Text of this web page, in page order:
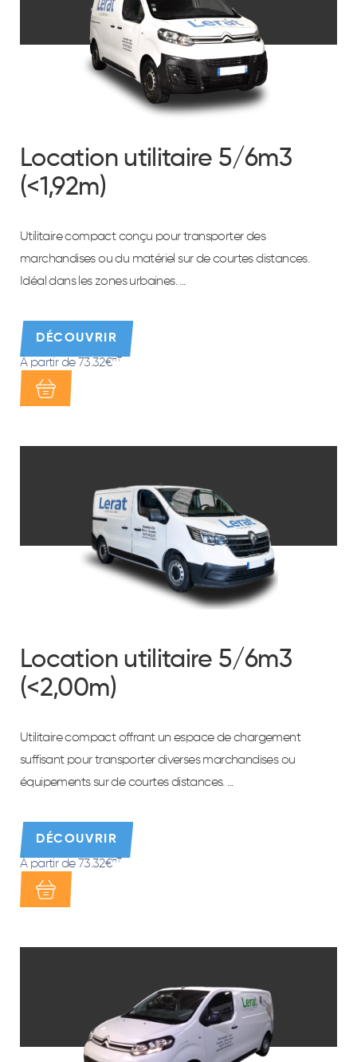
Location utilitaire 5/6m3
(<1,92m)
Utilitaire compact conçu pour transporter des
marchandises ou du matériel sur de courtes distances.
Idéal dans les zones urbaines. ...
DÉCOUVRIR
À partir de 73.32€HT*
Location utilitaire 5/6m3
(<2,00m)
Utilitaire compact offrant un espace de chargement
suffisant pour transporter diverses marchandises ou
équipements sur de courtes distances. ...
DÉCOUVRIR
À partir de 73.32€HT*